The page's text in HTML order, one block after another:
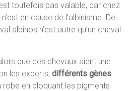
toutefois pas valable, car chez
en cause de l’albinisme. De
albinos n’est autre qu’un cheval
que ces chevaux aient une
les experts,différents gènes
en bloquant les pigments